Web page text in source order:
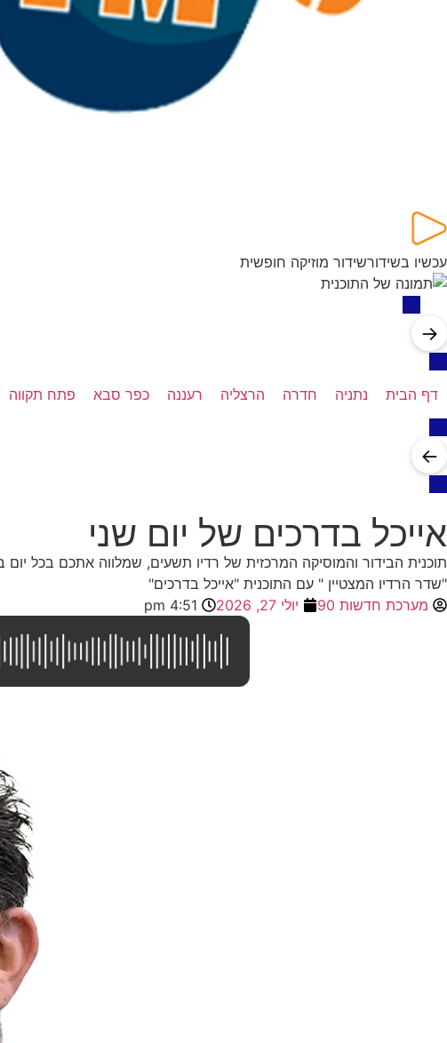
עכשיו בשידורשידור מוזיקה חופשית
→
דף הבית נתניה חדרה הרצליה רעננה כפר סבא פתח תקווה
←
אייכל בדרכים של יום שני
תוכנית הבידור והמוסיקה המרכזית של רדיו תשעים, שמלווה אתכם בכל
"שדר הרדיו המצטיין " עם התוכנית "אייכל בדרכים"
מערכת חדשות 90
יולי 27, 2026 4:51 pm